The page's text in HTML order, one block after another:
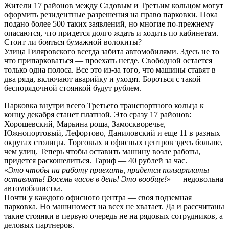
Жители 17 районов между Садовым и Третьим кольцом могут
оформить резидентные разрешения на право парковки. Пока
подано более 500 таких заявлений, но многие по-прежнему
опасаются, что придется долго ждать и ходить по кабинетам.
Стоит ли бояться бумажной волокиты?
Улица Гиляровского всегда забита автомобилями. Здесь не то
что припарковаться — проехать негде. Свободной остается
только одна полоса. Все это из-за того, что машины ставят в
два ряда, включают аварийку и уходят. Бороться с такой
беспорядочной стоянкой будут рублем.
Парковка внутри всего Третьего транспортного кольца к
концу декабря станет платной. Это сразу 17 районов:
Хорошевский, Марьина роща, Замоскворечье,
Южнопортовый, Лефортово, Даниловский и еще 11 в разных
округах столицы. Торговых и офисных центров здесь больше,
чем улиц. Теперь чтобы оставить машину возле работы,
придется раскошелиться. Тариф — 40 рублей за час.
«Это чтобы на работу приехать, придется ползарплаты
оставлять! Восемь часов в день! Это вообще!» — недовольна
автомобилистка.
Почти у каждого офисного центра — своя подземная
парковка. Но машиномест на всех не хватает. Да и рассчитаны
такие стоянки в первую очередь не на рядовых сотрудников, а
деловых партнеров.